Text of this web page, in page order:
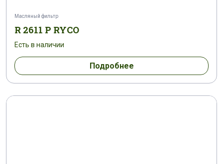
Масляный фильтр
R 2611 P RYCO
Есть в наличии
Подробнее